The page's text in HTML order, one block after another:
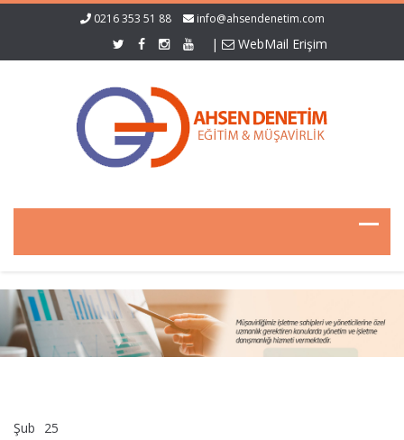
0216 353 51 88 info@ahsendenetim.com
| WebMail Erişim
Şub 25